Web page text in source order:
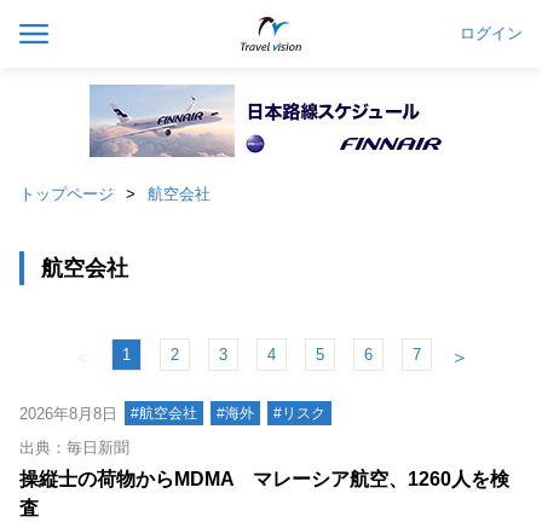
ログイン
トップページ 航空会社
航空会社
＜ 1 2 3 4 5 6 7 ＞
2026年8月8日 #航空会社 #海外 #リスク
出典：毎日新聞
操縦士の荷物からMDMA マレーシア航空、1260人を検
査